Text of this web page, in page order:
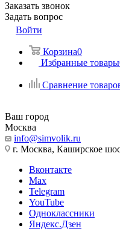
Заказать звонок
Задать вопрос
Войти
Корзина0
Избранные товары
Сравнение
Ваш город
Москва
info@simvolik.ru
г. Москва, Каширское
Вконтакте
Max
Telegram
YouTube
Одноклассники
Яндекс.Дзен